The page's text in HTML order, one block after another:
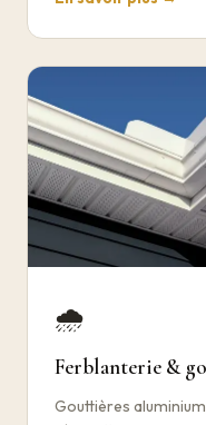
🌧️
Ferblanterie &
Gouttières